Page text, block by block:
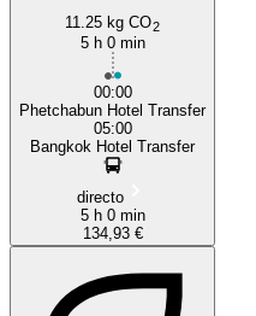
11.25 kg CO2
5 h 0 min
00:00
Phetchabun Hotel Transfer
05:00
Bangkok Hotel Transfer
directo
5 h 0 min
134,93 €